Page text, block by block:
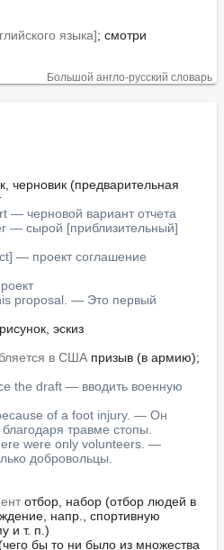
языка]; смотри
Большой англо-русский словарь
черновик (предварительная
— черновой вариант отчета
— сырой [приблизительный]
— проект соглашение
proposal. — Это первый
эскиз
в США призыв (в армию);
the draft — вводить военную
of a foot injury. — Он
травме стопы.
were only volunteers. —
добровольцы.
отбор, набор (отбор людей в
напр., спортивную
и т. п.)
бы то ни было из множества